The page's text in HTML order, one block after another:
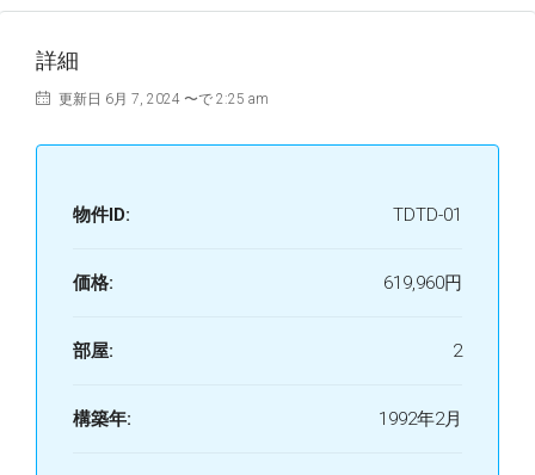
詳細
更新日 6月 7, 2024 〜で 2:25 am
物件ID: TDTD-01
価格: 619,960円
部屋: 2
構築年: 1992年2月